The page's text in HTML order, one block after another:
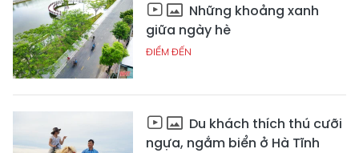
Những khoảng xanh
giữa ngày hè
ĐIỂM ĐẾN
Du khách thích thú cưỡi
ngựa, ngắm biển ở Hà Tĩnh